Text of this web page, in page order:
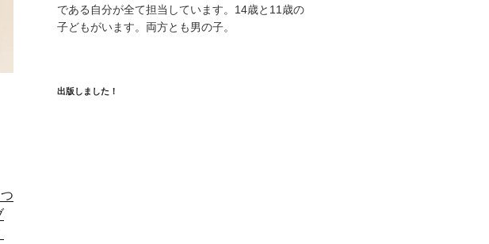
である自分が全て担当しています。14歳と11歳の
子どもがいます。両方とも男の子。
出版しました！